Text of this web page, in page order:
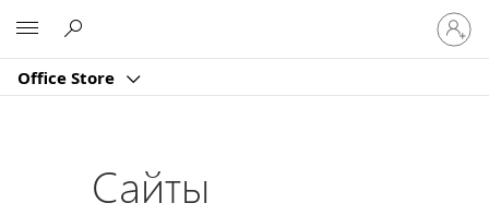
Office Store
в
Сайты